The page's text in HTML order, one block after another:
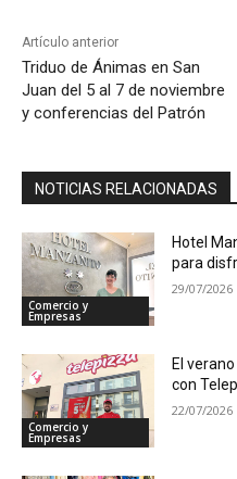
Artículo anterior
Triduo de Ánimas en San
Juan del 5 al 7 de noviembre
y conferencias del Patrón
NOTICIAS RELACIONADAS
Comercio y
Empresas
Hotel
para
29/07/2026
Comercio y
Empresas
El
con
22/07/2026